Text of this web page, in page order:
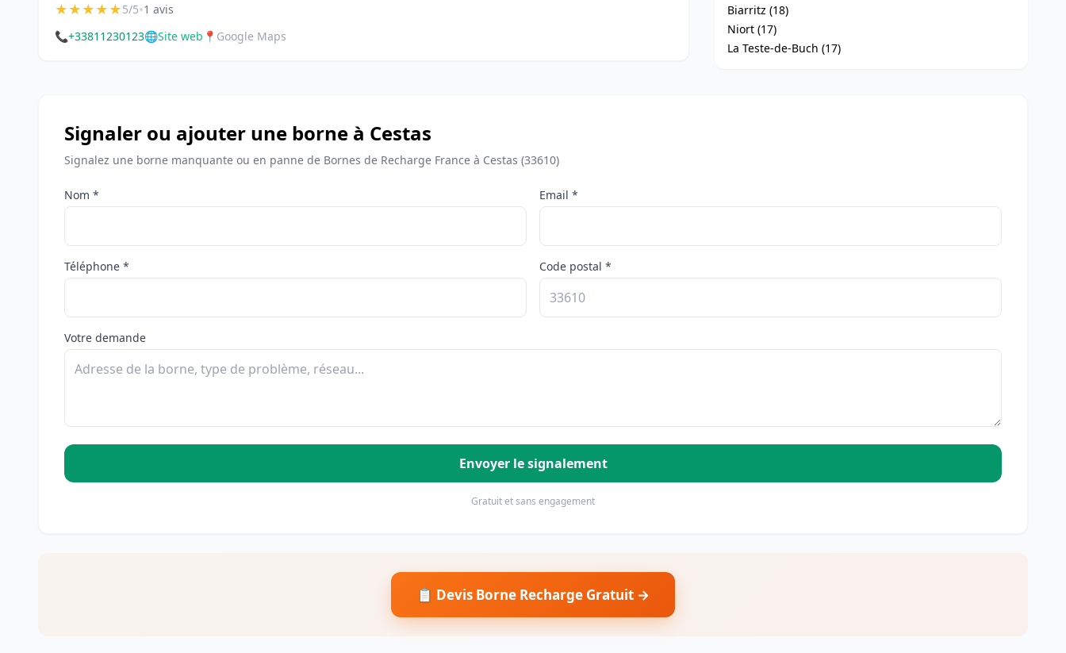
★★★★★5/5•1 avis
📞+33811230123🌐Site web 📍 Google Maps
Biarritz (18)
Niort (17)
La Teste-de-Buch (17)
Signaler ou ajouter une borne à Cestas
Signalez une borne manquante ou en panne de Bornes de Recharge France à Cestas (33610)
Nom * Email *
Téléphone * Code postal *
Votre demande
Envoyer le signalement
Gratuit et sans engagement
📋 Devis Borne Recharge Gratuit →